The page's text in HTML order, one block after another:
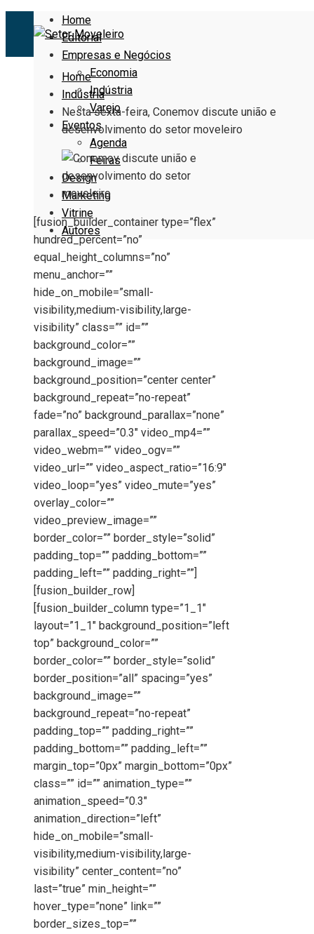
Home
Editorial
Empresas e Negócios
Economia
Indústria
Varejo
Eventos
Agenda
Feiras
Design
Marketing
Vitrine
Autores
Home
Indústria
Nesta sexta-feira, Conemov discute união e
desenvolvimento do setor moveleiro
[fusion_builder_container type=”flex”
hundred_percent=”no”
equal_height_columns=”no”
menu_anchor=””
hide_on_mobile=”small-
visibility,medium-visibility,large-
visibility” class=”” id=””
background_color=””
background_image=””
background_position=”center center”
background_repeat=”no-repeat”
fade=”no” background_parallax=”none”
parallax_speed=”0.3″ video_mp4=””
video_webm=”” video_ogv=””
video_url=”” video_aspect_ratio=”16:9″
video_loop=”yes” video_mute=”yes”
overlay_color=””
video_preview_image=””
border_color=”” border_style=”solid”
padding_top=”” padding_bottom=””
padding_left=”” padding_right=””]
[fusion_builder_row]
[fusion_builder_column type=”1_1″
layout=”1_1″ background_position=”left
top” background_color=””
border_color=”” border_style=”solid”
border_position=”all” spacing=”yes”
background_image=””
background_repeat=”no-repeat”
padding_top=”” padding_right=””
padding_bottom=”” padding_left=””
margin_top=”0px” margin_bottom=”0px”
class=”” id=”” animation_type=””
animation_speed=”0.3″
animation_direction=”left”
hide_on_mobile=”small-
visibility,medium-visibility,large-
visibility” center_content=”no”
last=”true” min_height=””
hover_type=”none” link=””
border_sizes_top=””